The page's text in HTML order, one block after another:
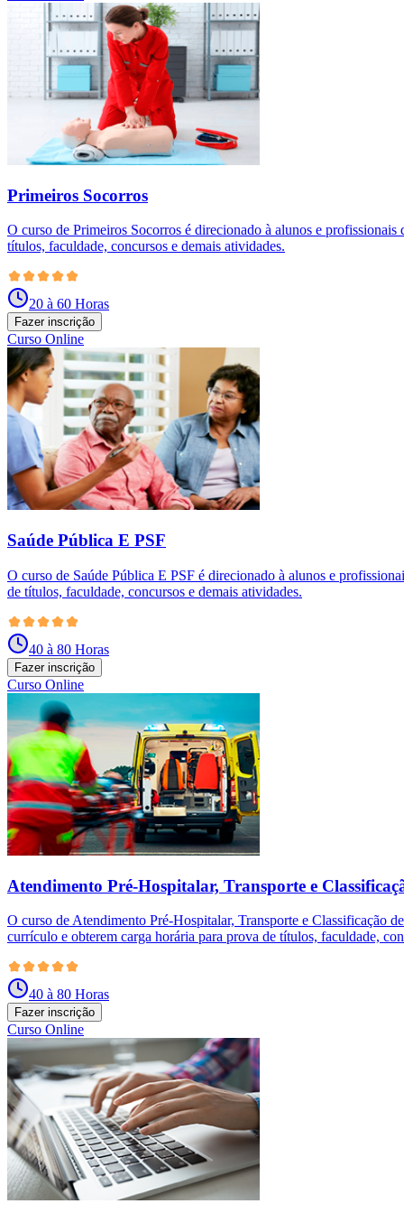
Primeiros Socorros
O curso de Primeiros Socorros é direcionado à alunos e
títulos, faculdade, concursos e demais atividades.
20 à 60 Horas
Fazer inscrição
Curso Online
Saúde Pública E PSF
O curso de Saúde Pública E PSF é direcionado à alunos e
de títulos, faculdade, concursos e demais atividades.
40 à 80 Horas
Fazer inscrição
Curso Online
Atendimento Pré-Hospitalar, Transporte e
O curso de Atendimento Pré-Hospitalar, Transporte e Classificação
currículo e obterem carga horária para prova de títulos, faculdade,
40 à 80 Horas
Fazer inscrição
Curso Online